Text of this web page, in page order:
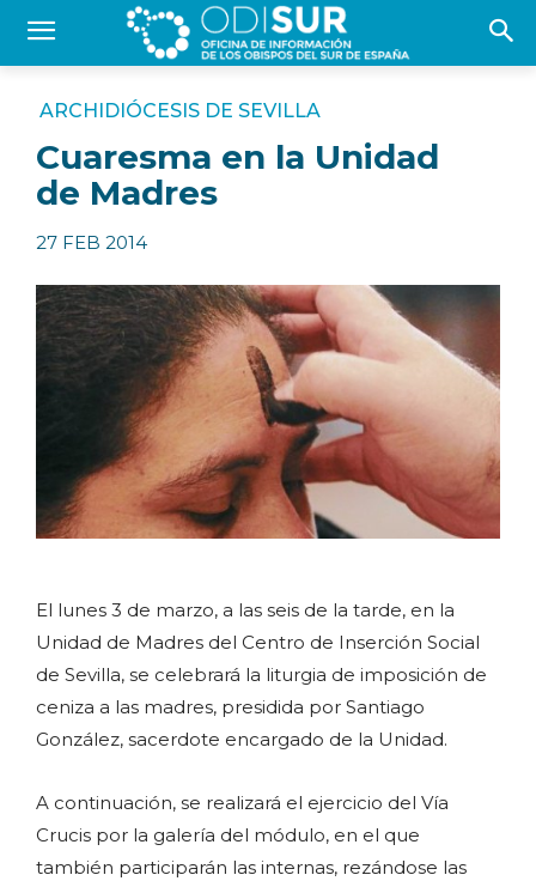
ARCHIDIÓCESIS DE SEVILLA
Cuaresma en la Unidad
de Madres
27 FEB 2014
El lunes 3 de marzo, a las seis de la tarde, en la
Unidad de Madres del Centro de Inserción Social
de Sevilla, se celebrará la liturgia de imposición de
ceniza a las madres, presidida por Santiago
González, sacerdote encargado de la Unidad.
A continuación, se realizará el ejercicio del Vía
Crucis por la galería del módulo, en el que
también participarán las internas, rezándose las